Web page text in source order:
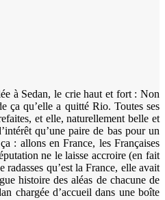
à Sedan, le crie haut et fort : Non
ça qu’elle a quitté Rio. Toutes ses
et elle, naturellement belle et
qu’une paire de bas pour un
: allons en France, les Françaises
ne le laisse accroire (en fait
radasses qu’est la France, elle avait
histoire des aléas de chacune de
chargée d’accueil dans une boîte